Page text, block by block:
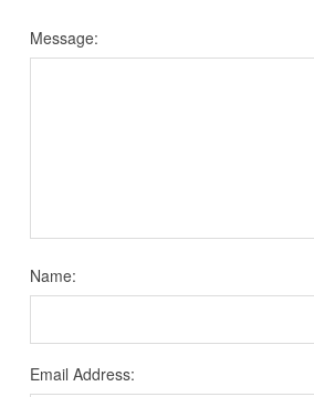
Message:
Name:
Email Address: